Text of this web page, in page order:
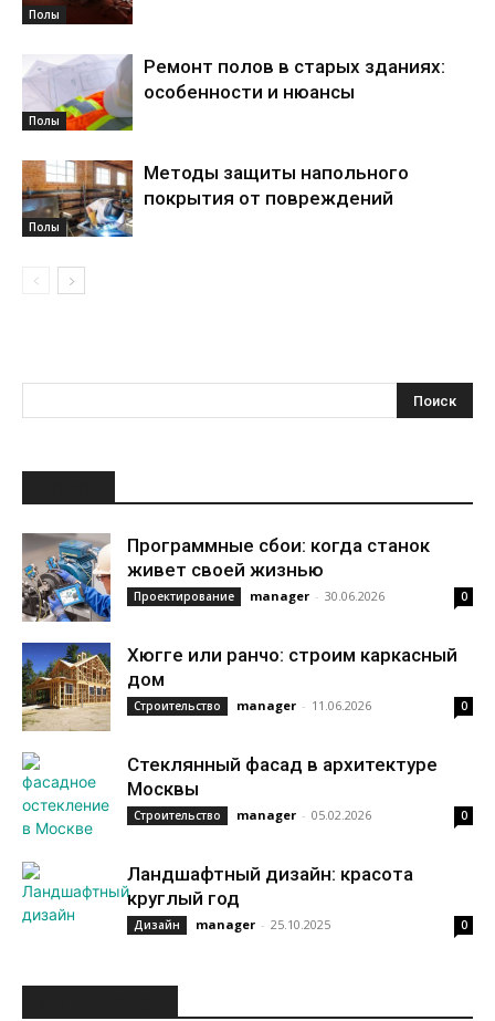
Полы
Полы
Ремонт полов в старых зданиях:
особенности и нюансы
Полы
Методы защиты напольного
покрытия от повреждений
Программные сбои: когда станок
живет своей жизнью
Проектирование manager - 30.06.2026 0
Хюгге или ранчо: строим каркасный
дом
Строительство manager - 11.06.2026 0
Стеклянный фасад в архитектуре
Москвы
Строительство manager - 05.02.2026 0
Ландшафтный дизайн: красота
круглый год
Дизайн manager - 25.10.2025 0